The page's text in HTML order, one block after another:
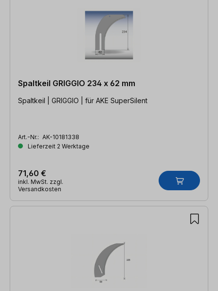
Spaltkeil GRIGGIO 234 x 62 mm
Spaltkeil | GRIGGIO | für AKE SuperSilent
Art.-Nr.: AK-10181338
Lieferzeit 2 Werktage
71,60 €
inkl. MwSt. zzgl.
Versandkosten